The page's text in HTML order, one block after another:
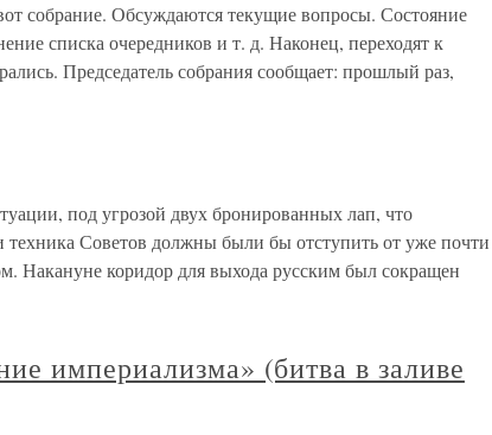
собрание. Обсуждаются текущие вопросы. Состояние
списка очередников и т. д. Наконец, переходят к
Председатель собрания сообщает: прошлый раз,
под угрозой двух бронированных лап, что
техника Советов должны были бы отступить от уже почти
Накануне коридор для выхода русским был сокращен
империализма» (битва в заливе